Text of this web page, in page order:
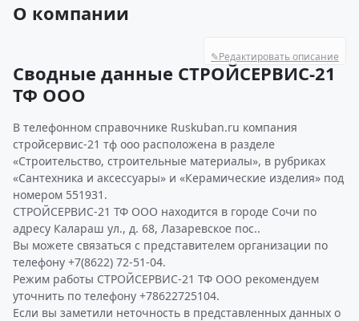
О компании
✎Редактировать описание
Сводные данные СТРОЙСЕРВИС-21
ТФ ООО
В телефонном справочнике Ruskuban.ru компания
стройсервис-21 тф ооо расположена в разделе
«Строительство, строительные материалы», в рубриках
«Сантехника и аксессуары» и «Керамические изделия» под
номером 551931.
СТРОЙСЕРВИС-21 ТФ ООО находится в городе Сочи по
адресу Калараш ул., д. 68, Лазаревское пос..
Вы можете связаться с представителем организации по
телефону +7(8622) 72-51-04.
Режим работы СТРОЙСЕРВИС-21 ТФ ООО рекомендуем
уточнить по телефону +78622725104.
Если вы заметили неточность в представленных данных о